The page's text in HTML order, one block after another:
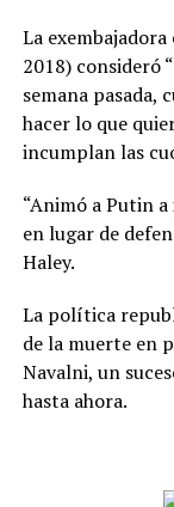
La
2018) consideró
semana pasada,
hacer lo que
incumplan las
“Animó a Putin
en lugar de
Haley.
La política
de la muerte en
Navalni, un
hasta ahora.